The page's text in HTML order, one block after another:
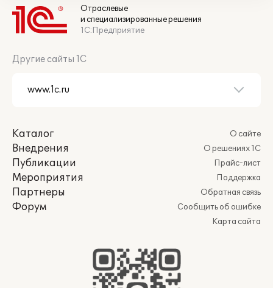
Отраслевые
и специализированные решения
1С:Предприятие
Другие сайты 1С
Каталог
Внедрения
Публикации
Мероприятия
Партнеры
Форум
О сайте
О решениях 1С
Прайс-лист
Поддержка
Обратная связь
Сообщить об ошибке
Карта сайта